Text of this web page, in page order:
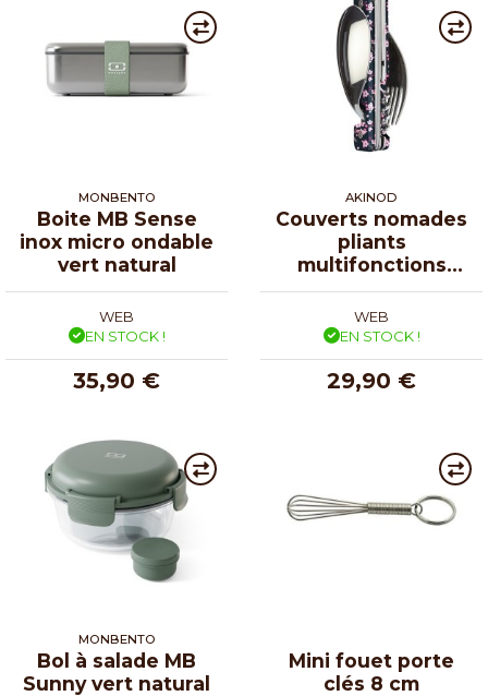
MONBENTO
Boite MB Sense
inox micro ondable
vert natural
WEB
EN STOCK !
35,90 €
AKINOD
Couverts nomades
pliants
multifonctions
13:25 fleurs
WEB
EN STOCK !
29,90 €
MONBENTO
Bol à salade MB
Sunny vert natural
Mini fouet porte
clés 8 cm